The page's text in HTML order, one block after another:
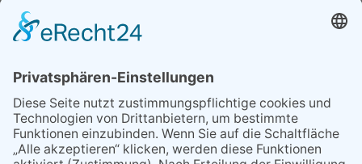
Sperrung B455: Kleiner
Grenzverkehr statt weite Wege
21.04.2026
Wenn Bahn-Computer nicht
miteinander kommunizieren
11.03.2026
"Plakatverbot für überregionale
Demos"